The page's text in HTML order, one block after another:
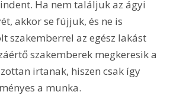
Ha nem találjuk az ágyi
akkor se fújjuk, és ne is
szakemberrel az egész lakást
szakemberek megkeresik a
irtanak, hiszen csak így
a munka.